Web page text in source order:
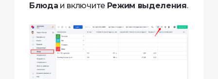
Блюда и включите Режим выделения.